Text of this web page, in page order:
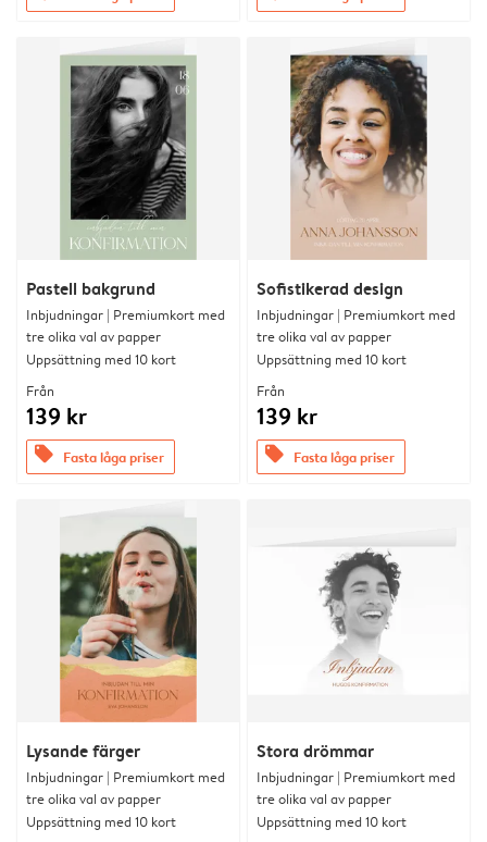
Pastell bakgrund
Inbjudningar | Premiumkort med
tre olika val av papper
Uppsättning med 10 kort
Från
139 kr
offers Fasta låga priser
Sofistikerad design
Inbjudningar | Premiumkort med
tre olika val av papper
Uppsättning med 10 kort
Från
139 kr
offers Fasta låga priser
Lysande färger
Inbjudningar | Premiumkort med
tre olika val av papper
Uppsättning med 10 kort
Stora drömmar
Inbjudningar | Premiumkort med
tre olika val av papper
Uppsättning med 10 kort